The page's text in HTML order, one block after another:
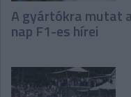
A gyártókra mutat
nap F1-es hírei